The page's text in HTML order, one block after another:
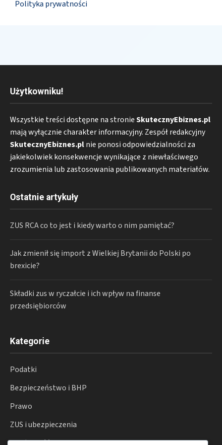
Polityka prywatności
Użytkowniku!
Wszystkie treści dostępne na stronieSkutecznyEbiznes.pl
mają wyłącznie charakter informacyjny. Zespół redakcyjny
SkutecznyEbiznes.plnie ponosi odpowiedzialności za
jakiekolwiek konsekwencje wynikające z niewłaściwego
zrozumienia lub zastosowania publikowanych materiałów.
Ostatnie artykuły
ZUS RCA co to jest i kiedy warto o nim pamiętać?
Jak zmienił się import z Wielkiej Brytanii do Polski po
brexicie?
Składki zus w ryczałcie i ich wpływ na finanse
przedsiębiorców
Kategorie
Podatki
Bezpieczeństwo i BHP
Prawo
ZUS i ubezpieczenia